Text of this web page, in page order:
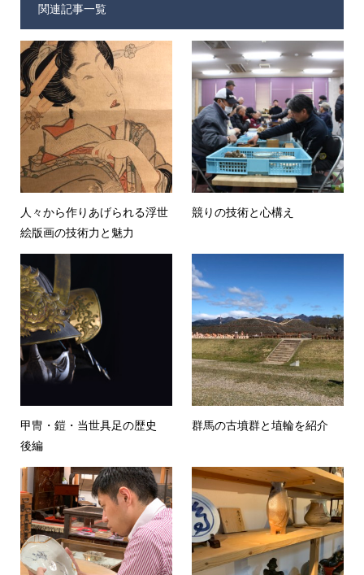
関連記事一覧
人々から作りあげられる浮世
絵版画の技術力と魅力
競りの技術と心構え
甲冑・鎧・当世具足の歴史
後編
群馬の古墳群と埴輪を紹介